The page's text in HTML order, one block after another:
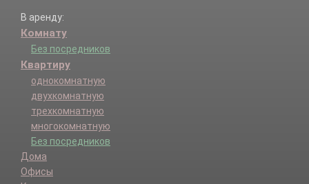
В аренду:
Комнату
Без посредников
Квартиру
однокомнатную
двухкомнатную
трехкомнатную
многокомнатную
Без посредников
Дома
Офисы